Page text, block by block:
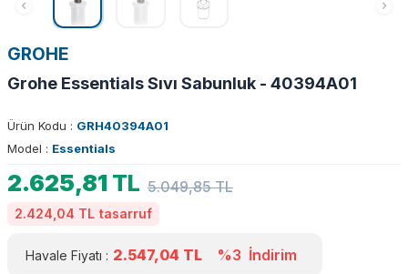
GROHE
Grohe Essentials Sıvı Sabunluk - 40394A01
Ürün Kodu : GRH40394A01
Model : Essentials
2.625,81 TL 5.049,85TL
2.424,04 TL tasarruf
Havale Fiyatı : 2.547,04 TL %3 İndirim